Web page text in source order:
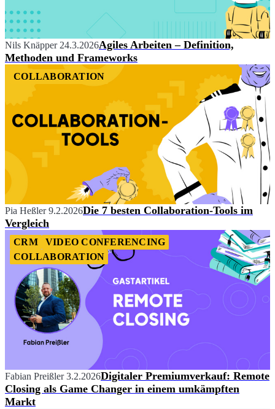
Nils Knäpper 24.3.2026Agiles Arbeiten – Definition,
Methoden und Frameworks
COLLABORATION
Pia Heßler 9.2.2026Die 7 besten Collaboration-Tools im
Vergleich
CRM
VIDEO CONFERENCING
COLLABORATION
Fabian Preißler 3.2.2026Digitaler Premiumverkauf: Remote
Closing als Game Changer in einem umkämpften
Markt